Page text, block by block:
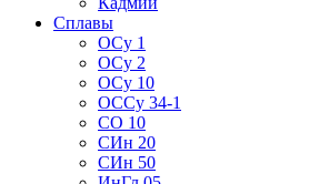
Сплавы
ОСу 1
ОСу 2
ОСу 10
ОССу 34-1
СО 10
СИн 20
СИн 50